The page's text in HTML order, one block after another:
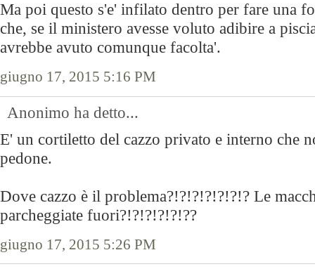
Ma poi questo s'e' infilato dentro per fare una
che, se il ministero avesse voluto adibire a
avrebbe avuto comunque facolta'.
giugno 17, 2015 5:16 PM
Anonimo ha detto...
E' un cortiletto del cazzo privato e interno che
pedone.
Dove cazzo è il problema?!?!?!?!?!?!? Le
parcheggiate fuori?!?!?!?!?!??
giugno 17, 2015 5:26 PM